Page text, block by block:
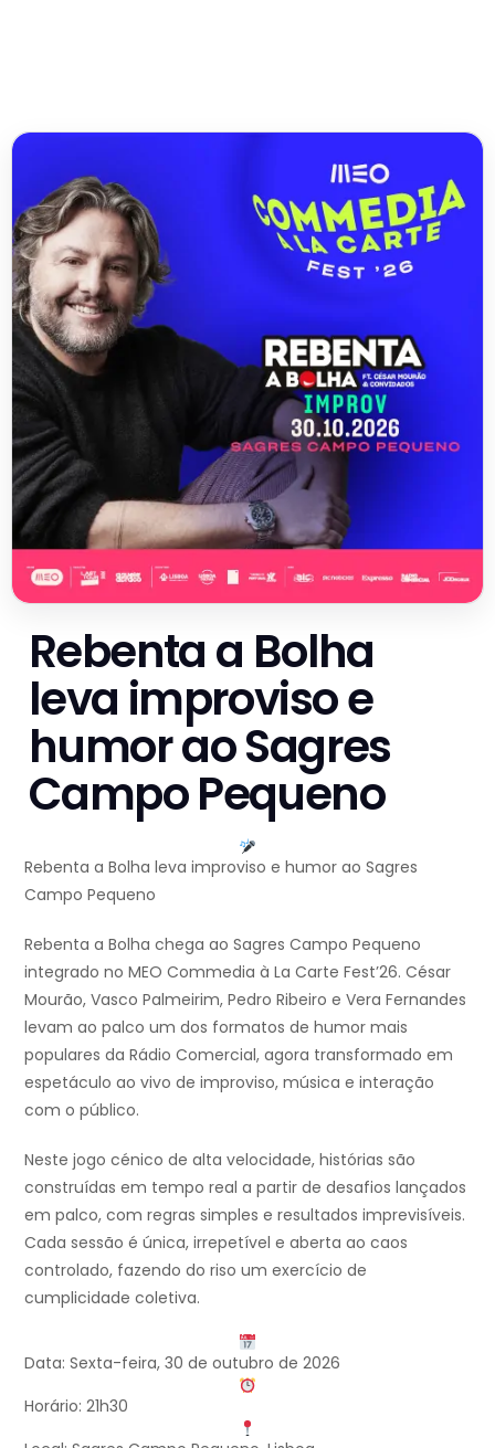
Rebenta a Bolha
leva improviso e
humor ao Sagres
Campo Pequeno
Rebenta a Bolha leva improviso e humor ao Sagres
Campo Pequeno
Rebenta a Bolha chega ao Sagres Campo Pequeno
integrado no MEO Commedia à La Carte Fest’26. César
Mourão, Vasco Palmeirim, Pedro Ribeiro e Vera Fernandes
levam ao palco um dos formatos de humor mais
populares da Rádio Comercial, agora transformado em
espetáculo ao vivo de improviso, música e interação
com o público.
Neste jogo cénico de alta velocidade, histórias são
construídas em tempo real a partir de desafios lançados
em palco, com regras simples e resultados imprevisíveis.
Cada sessão é única, irrepetível e aberta ao caos
controlado, fazendo do riso um exercício de
cumplicidade coletiva.
Data: Sexta-feira, 30 de outubro de 2026
Horário: 21h30